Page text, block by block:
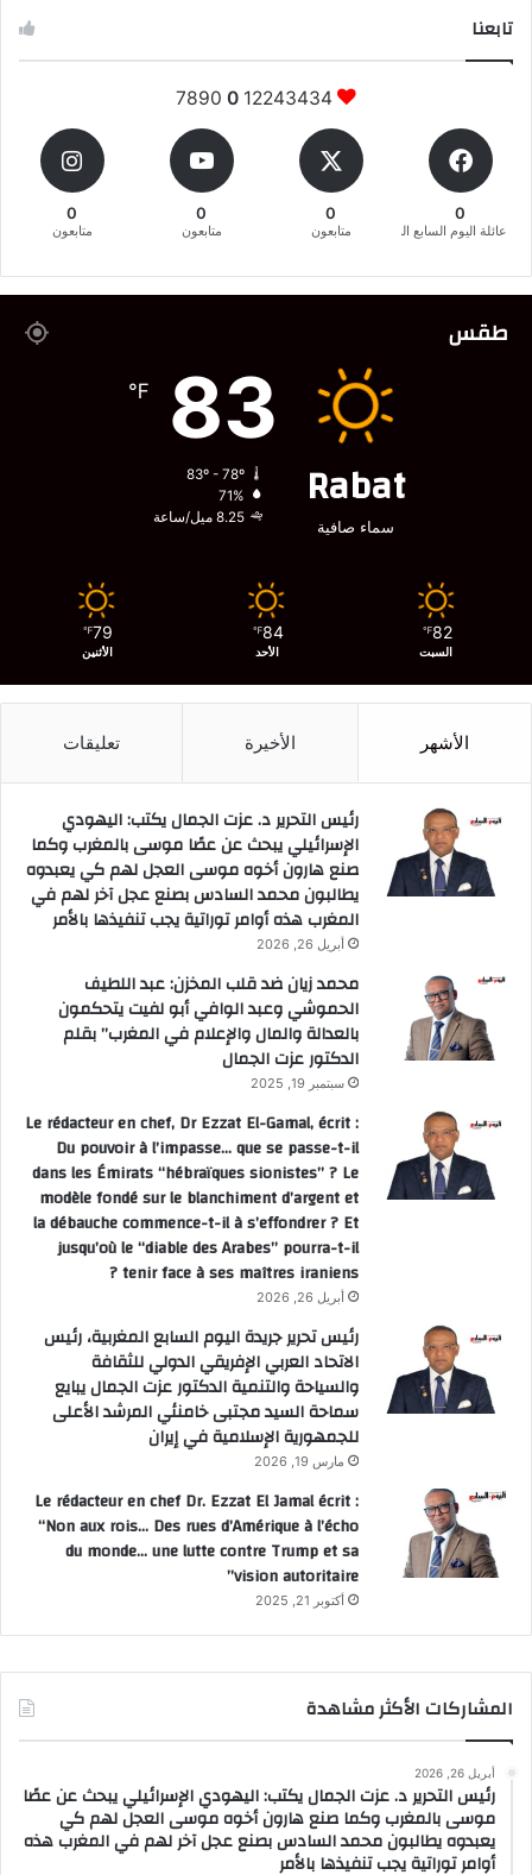
تابعنا
12243434
0
0
عائلة اليوم السابع المغربية
0
متابعون
0
متابعون
0
متابعون
طقس
Rabat
سماء صافية
83
℉
83º - 78º
71%
8.25 ميل/ساعة
82
℉
السبت
84
℉
الأحد
79
℉
الأثنين
الأشهر الأخيرة تعليقات
رئيس التحرير د. عزت الجمال يكتب: اليهودي
الإسرائيلي يبحث عن عصًا موسى بالمغرب وكما
صنع هارون أخوه موسى العجل لهم كي يعبدوه
يطالبون محمد السادس بصنع عجل آخر لهم في
المغرب هذه أوامر توراتية يجب تنفيذها بالأمر
أبريل 26, 2026
محمد زيان ضد قلب المخزن: عبد اللطيف
الحموشي وعبد الوافي أبو لفيت يتحكمون
بالعدالة والمال والإعلام في المغرب” بقلم
الدكتور عزت الجمال
سبتمبر 19, 2025
Le rédacteur en chef, Dr Ezzat El-Gamal, écrit :
Du pouvoir à l’impasse… que se passe-t-il
dans les Émirats “hébraïques sionistes” ? Le
modèle fondé sur le blanchiment d’argent et
la débauche commence-t-il à s’effondrer ? Et
jusqu’où le “diable des Arabes” pourra-t-il
tenir face à ses maîtres iraniens ?
أبريل 26, 2026
رئيس تحرير جريدة اليوم السابع المغربية، رئيس
الاتحاد العربي الإفريقي الدولي للثقافة
والسياحة والتنمية الدكتور عزت الجمال يبايع
سماحة السيد مجتبى خامنئي المرشد الأعلى
للجمهورية الإسلامية في إيران
مارس 19, 2026
Le rédacteur en chef Dr. Ezzat El Jamal écrit :
“Non aux rois… Des rues d’Amérique à l’écho
du monde… une lutte contre Trump et sa
vision autoritaire”
أكتوبر 21, 2025
المشاركات الأكثر مشاهدة
أبريل 26, 2026
رئيس التحرير د. عزت الجمال يكتب: اليهودي الإسرائيلي يبحث عن عصًا
موسى بالمغرب وكما صنع هارون أخوه موسى العجل لهم كي
يعبدوه يطالبون محمد السادس بصنع عجل آخر لهم في المغرب هذه
أوامر توراتية يجب تنفيذها بالأمر